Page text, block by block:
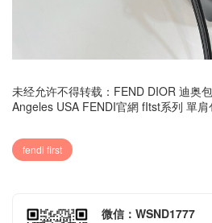
未经允许不得转载： FEND DIOR 迪奥
Angeles USA FENDI官網 fItst系列 單
fendi first
微信：WSND1777